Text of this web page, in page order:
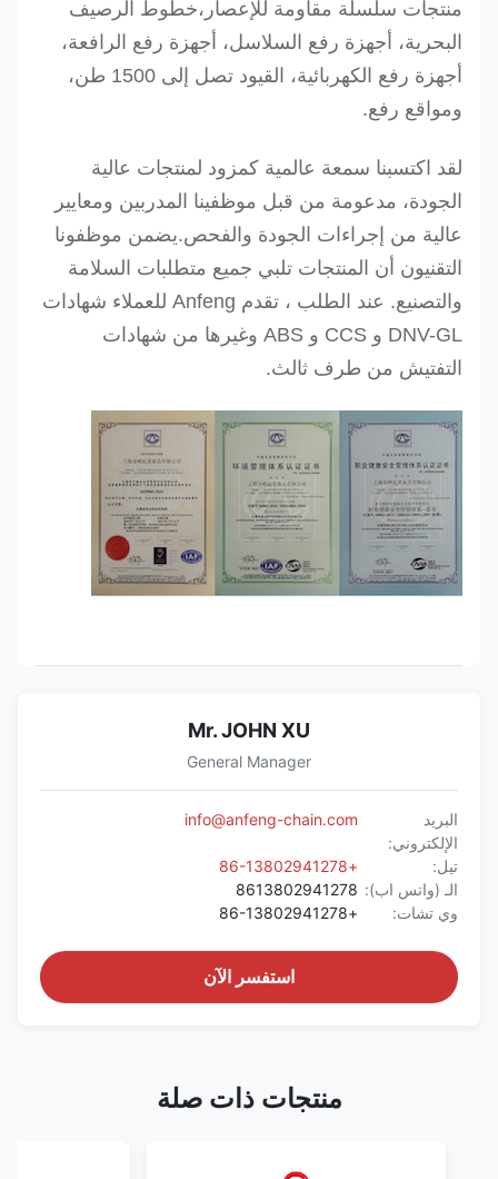
منتجات سلسلة مقاومة للإعصار،خطوط الرصيف
البحرية، أجهزة رفع السلاسل، أجهزة رفع الرافعة،
أجهزة رفع الكهربائية، القيود تصل إلى 1500 طن،
ومواقع رفع.
لقد اكتسبنا سمعة عالمية كمزود لمنتجات عالية
الجودة، مدعومة من قبل موظفينا المدربين ومعايير
عالية من إجراءات الجودة والفحص.يضمن موظفونا
التقنيون أن المنتجات تلبي جميع متطلبات السلامة
والتصنيع. عند الطلب ، تقدم Anfeng للعملاء شهادات
DNV-GL و CCS و ABS وغيرها من شهادات
التفتيش من طرف ثالث.
Mr. JOHN XU
General Manager
الإلكتروني:
info@anfeng-chain.com
الـ (واتس اب): 8613802941278
وي تشات:
استفسر الآن
منتجات ذات صلة